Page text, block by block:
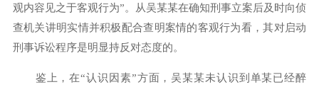
观内容见之于客观行为”。从吴某某在确知刑事立案后及时向侦
查机关讲明实情并积极配合查明案情的客观行为看，其对启动
刑事诉讼程序是明显持反对态度的。
鉴上，在“认识因素”方面，吴某某未认识到单某已经醉